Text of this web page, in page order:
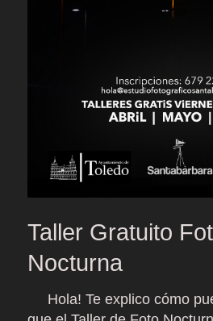
Taller Gratuito
Nocturna
Hola! Te explico cómo